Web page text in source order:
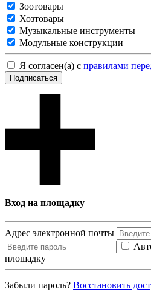
Зоотовары
Хозтовары
Музыкальные инструменты
Модульные конструкции
Я согласен(а) с правилами
Подписаться
Вход на площадку
Адрес электронной почты
площадку
Забыли пароль? Восcтановить